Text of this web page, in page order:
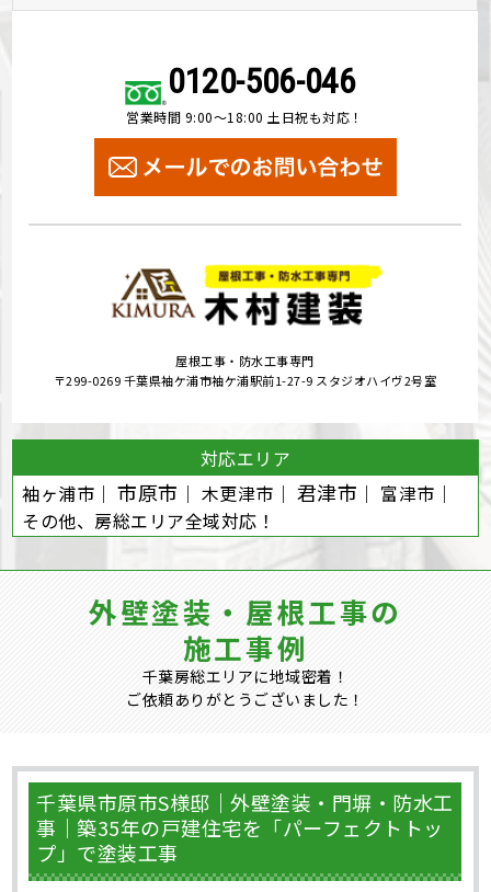
0120-506-046
営業時間 9:00～18:00 土日祝も対応！
屋根工事・防水工事専門
〒299-0269 千葉県袖ケ浦市袖ケ浦駅前1-27-9 スタジオハイヴ2号室
対応エリア
袖ヶ浦市｜市原市 ｜ 木更津市｜ 君津市 ｜ 富津市｜
その他、房総エリア全域対応！
外壁塗装・屋根工事の
施工事例
千葉房総エリアに地域密着！
ご依頼ありがとうございました！
千葉県市原市S様邸｜外壁塗装・門塀・防水工
事｜築35年の戸建住宅を「パーフェクトトッ
プ」で塗装工事